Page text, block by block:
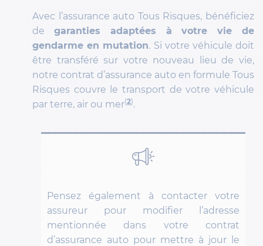
Avec l’assurance auto Tous Risques, bénéficiez
de garanties adaptées à votre vie de
gendarme en mutation. Si votre véhicule doit
être transféré sur votre nouveau lieu de vie,
notre contrat d’assurance auto en formule Tous
Risques couvre le transport de votre véhicule
par terre, air ou mer(2).
Pensez également à contacter votre
assureur pour modifier l’adresse
mentionnée dans votre contrat
d’assurance auto pour mettre à jour le